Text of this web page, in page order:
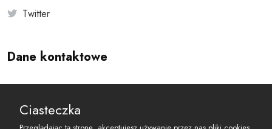
Twitter
Dane kontaktowe
reset@resetobywatelski.pl
Ciasteczka